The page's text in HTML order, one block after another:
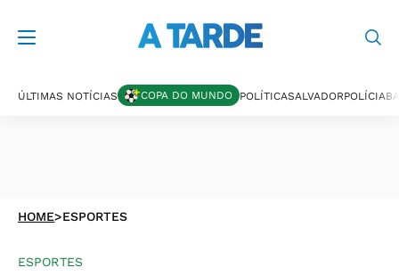
ÚLTIMAS NOTÍCIAS COPA DO MUNDO POLÍTICASALVADORPOLÍCIA
HOME>ESPORTES
ESPORTES